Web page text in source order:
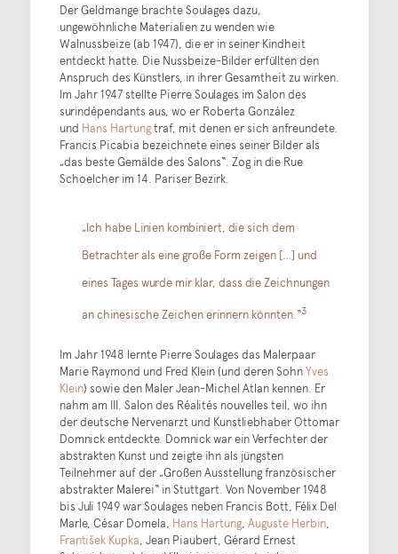
Der Geldmange brachte Soulages dazu,
ungewöhnliche Materialien zu wenden wie
Walnussbeize (ab 1947), die er in seiner Kindheit
entdeckt hatte. Die Nussbeize-Bilder erfüllten den
Anspruch des Künstlers, in ihrer Gesamtheit zu wirken.
Im Jahr 1947 stellte Pierre Soulages im Salon des
surindépendants aus, wo er Roberta González
und Hans Hartungtraf, mit denen er sich anfreundete.
Francis Picabia bezeichnete eines seiner Bilder als
„das beste Gemälde des Salons“. Zog in die Rue
Schoelcher im 14. Pariser Bezirk.
„Ich habe Linien kombiniert, die sich dem
Betrachter als eine große Form zeigen […] und
eines Tages wurde mir klar, dass die Zeichnungen
an chinesische Zeichen erinnern könnten.“3
Im Jahr 1948 lernte Pierre Soulages das Malerpaar
Marie Raymond und Fred Klein (und deren SohnYves
Klein) sowie den Maler Jean-Michel Atlan kennen. Er
nahm am III. Salon des Réalités nouvelles teil, wo ihn
der deutsche Nervenarzt und Kunstliebhaber Ottomar
Domnick entdeckte. Domnick war ein Verfechter der
abstrakten Kunst und zeigte ihn als jüngsten
Teilnehmer auf der „Großen Ausstellung französischer
abstrakter Malerei“ in Stuttgart. Von November 1948
bis Juli 1949 war Soulages neben Francis Bott, Félix Del
Marle, César Domela, Hans Hartung, Auguste Herbin,
František Kupka, Jean Piaubert, Gérard Ernest